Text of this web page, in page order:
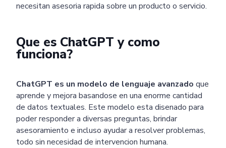
necesitan asesoria rapida sobre un producto o servicio.
Que es ChatGPT y como
funciona?
ChatGPT es un modelo de lenguaje avanzado que
aprende y mejora basandose en una enorme cantidad
de datos textuales. Este modelo esta disenado para
poder responder a diversas preguntas, brindar
asesoramiento e incluso ayudar a resolver problemas,
todo sin necesidad de intervencion humana.